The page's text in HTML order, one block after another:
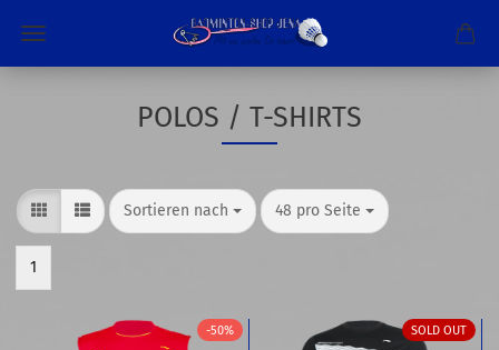
POLOS / T-SHIRTS
Sortieren nach
Sortieren nach 48 pro Seite
pro Seite
1
-50% SOLD OUT